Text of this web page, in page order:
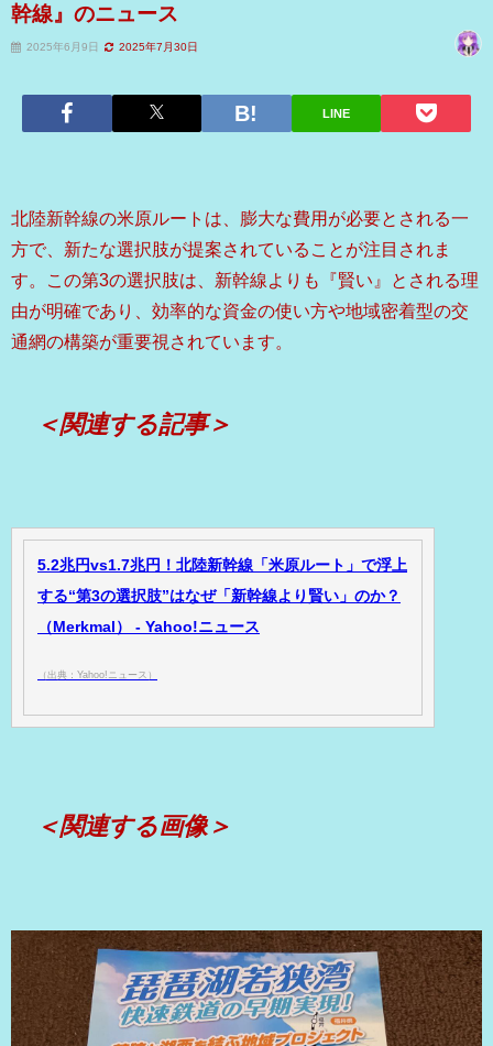
幹線』のニュース
2025年6月9日 2025年7月30日
LINE
北陸新幹線の米原ルートは、膨大な費用が必要とされる一
方で、新たな選択肢が提案されていることが注目されま
す。この第3の選択肢は、新幹線よりも『賢い』とされる理
由が明確であり、効率的な資金の使い方や地域密着型の交
通網の構築が重要視されています。
＜関連する記事＞
5.2兆円vs1.7兆円！北陸新幹線「米原ルート」で浮上
する“第3の選択肢”はなぜ「新幹線より賢い」のか？
（Merkmal） - Yahoo!ニュース
（出典：Yahoo!ニュース）
＜関連する画像＞